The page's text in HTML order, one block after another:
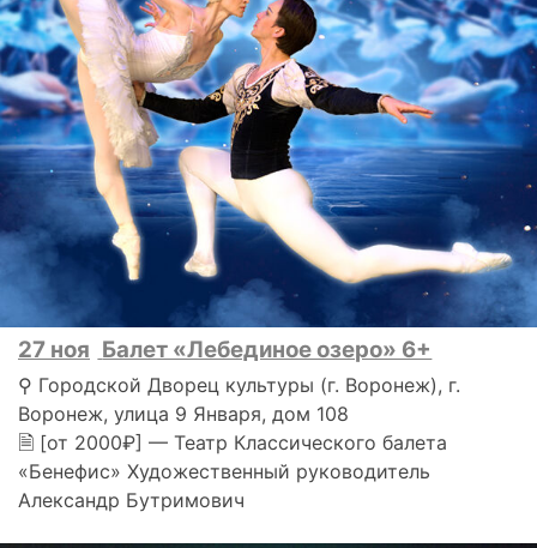
27 ноя Балет «Лебединое озеро» 6+
⚲ Городской Дворец культуры (г. Воронеж), г.
Воронеж, улица 9 Января, дом 108
🗎 [от 2000₽] — Театр Классического балета
«Бенефис» Художественный руководитель
Александр Бутримович